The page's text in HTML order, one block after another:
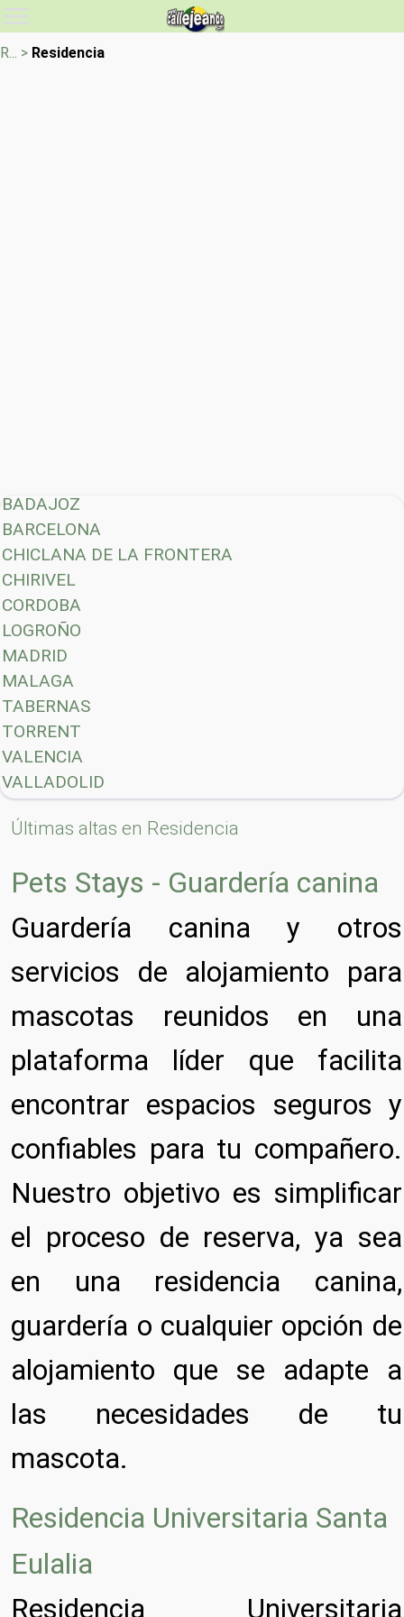
R... > Residencia
BADAJOZ
BARCELONA
CHICLANA DE LA FRONTERA
CHIRIVEL
CORDOBA
LOGROÑO
MADRID
MALAGA
TABERNAS
TORRENT
VALENCIA
VALLADOLID
Últimas altas en Residencia
Pets Stays - Guardería canina
Guardería canina y otros
servicios de alojamiento para
mascotas reunidos en una
plataforma líder que facilita
encontrar espacios seguros y
confiables para tu compañero.
Nuestro objetivo es simplificar
el proceso de reserva, ya sea
en una residencia canina,
guardería o cualquier opción de
alojamiento que se adapte a
las necesidades de tu
mascota.
Residencia Universitaria Santa
Eulalia
Residencia Universitaria